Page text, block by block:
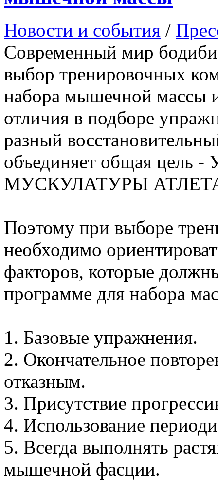
Новости и события /
Современный мир
выбор тренировочных
набора мышечной массы
отличия в подборе
разный
объединяет общая
МУСКУЛАТУРЫ
Поэтому при выборе
необходимо
факторов, которые
программе для набора
1. Базовые упражнения.
2. Окончательное
отказным.
3. Присутствие
4. Использование
5. Всегда выполнять
мышечной фасции.